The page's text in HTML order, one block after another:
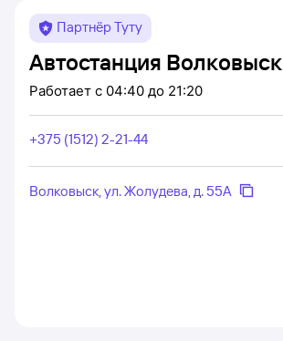
Партнёр Туту
Автостанция Волковыск
Работает с 04:40 до 21:20
+375 (1512) 2-21-44
Волковыск, ул. Жолудева, д. 55А